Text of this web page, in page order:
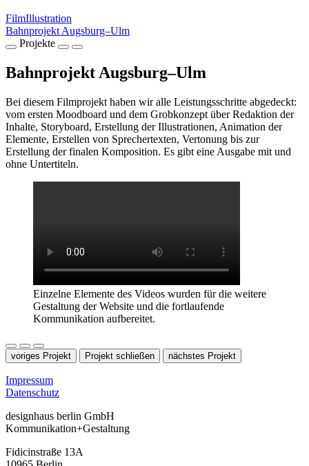
FilmIllustration
Bahnprojekt Augsburg–Ulm
Projekte
Bahnprojekt Augsburg–Ulm
Bei diesem Filmprojekt haben wir alle Leistungsschritte abgedeckt:
vom ersten Moodboard und dem Grobkonzept über Redaktion der
Inhalte, Storyboard, Erstellung der Illustrationen, Animation der
Elemente, Erstellen von Sprechertexten, Vertonung bis zur
Erstellung der finalen Komposition. Es gibt eine Ausgabe mit und
ohne Untertiteln.
Einzelne Elemente des Videos wurden für die weitere
Gestaltung der Website und die fortlaufende
Kommunikation aufbereitet.
voriges Projekt Projekt schließen nächstes Projekt
Impressum
Datenschutz
designhaus berlin GmbH
Kommunikation+Gestaltung
Fidicinstraße 13A